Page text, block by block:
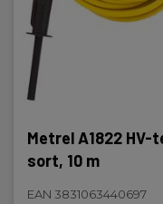
Metrel A1822
sort, 10 m
EAN 3831063440697